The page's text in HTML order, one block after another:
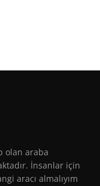
olan araba
İnsanlar için
aracı almalıyım